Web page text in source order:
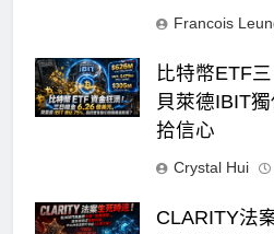
Francois
比特幣ETF
貝萊德IBIT
拾信心
Crystal Hui
CLARITY法